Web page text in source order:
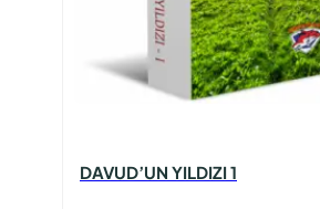
DAVUD’UN YILDIZI 1